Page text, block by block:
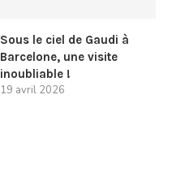
Sous le ciel de Gaudi à
Barcelone, une visite
inoubliable !
19 avril 2026